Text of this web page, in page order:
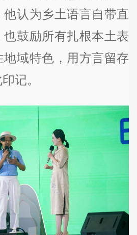
认为乡土语言自带直
鼓励所有扎根本土表
域特色，用方言留存
记。